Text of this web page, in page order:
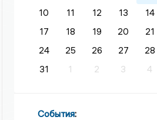
10
11 12 13 14
17
18 19 20 21
24
25 26 27 28
31
1 2 3 4
События: